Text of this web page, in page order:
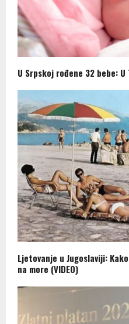
U Srpskoj rođene 32 bebe:
Ljetovanje u Jugoslaviji:
na more (VIDEO)